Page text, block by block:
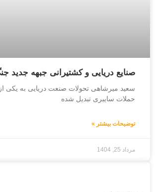
صنایع دریایی و کشتیرانی جبهه جدید
سعید میرشاهی تحولات صنعت دریایی به یکی
حملات سایبری تبدیل شده
توضیحات بیشتر »
مرداد 25, 1404